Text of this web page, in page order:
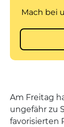
Am Freitag
ungefähr zu
favorisierten